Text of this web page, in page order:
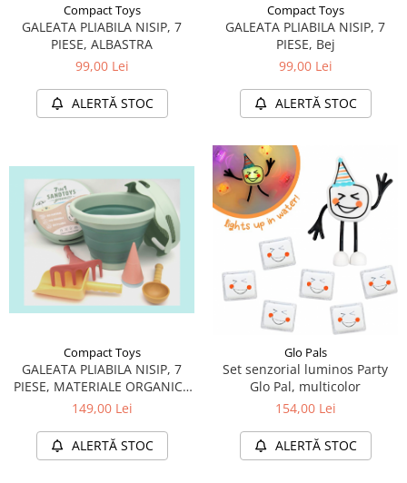
Compact Toys
GALEATA PLIABILA NISIP, 7
PIESE, ALBASTRA
99,00 Lei
ALERTĂ STOC
Compact Toys
GALEATA PLIABILA NISIP, 7
PIESE, Bej
99,00 Lei
ALERTĂ STOC
Compact Toys
GALEATA PLIABILA NISIP, 7
PIESE, MATERIALE ORGANICE
ECO-FRIENDLY, VERDE
149,00 Lei
ALERTĂ STOC
Glo Pals
Set senzorial luminos Party
Glo Pal, multicolor
154,00 Lei
ALERTĂ STOC